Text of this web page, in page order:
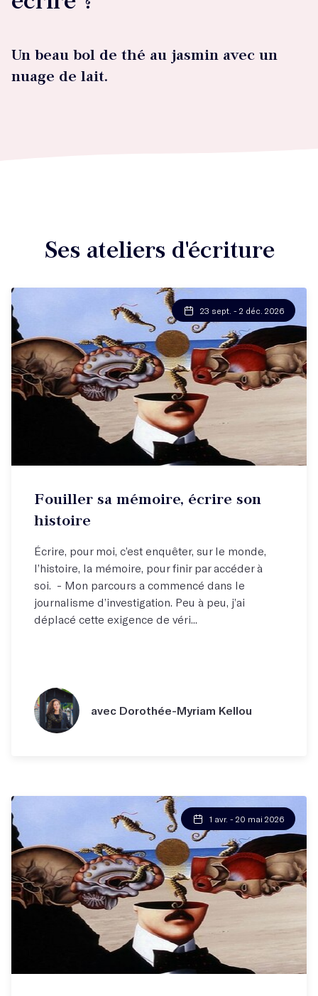
Un beau bol de thé au jasmin avec un
nuage de lait.
Ses ateliers d'écriture
23 sept. - 2 déc. 2026
Fouiller sa mémoire, écrire son
histoire
Écrire, pour moi, c’est enquêter, sur le monde,
l’histoire, la mémoire, pour finir par accéder à
soi. - Mon parcours a commencé dans le
journalisme d’investigation. Peu à peu, j’ai
déplacé cette exigence de véri...
avec Dorothée-Myriam Kellou
1 avr. - 20 mai 2026